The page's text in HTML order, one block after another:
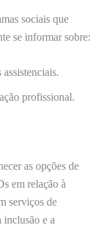
sociais que
se informar sobre:
profissional.
as opções de
em relação à
serviços de
inclusão e a